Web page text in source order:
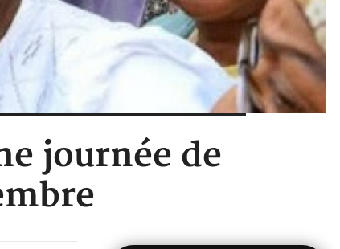
journée de